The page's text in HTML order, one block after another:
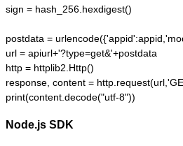
sign = hash_256.hexdigest()
postdata =
url = apiurl+'?type=get&'+postdata
http = httplib2.Http()
response, content =
print(content.decode("utf-8"))
Node.js SDK